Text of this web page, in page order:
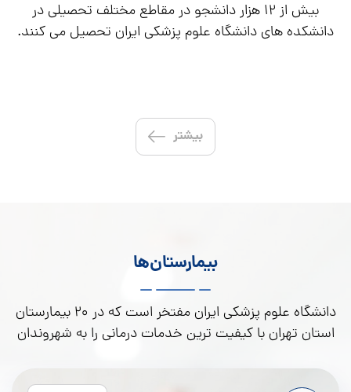
بیش از 12 هزار دانشجو در مقاطع مختلف تحصیلی در
دانشکده های دانشگاه علوم پزشکی ایران تحصیل می کنند.
بیشتر
بیمارستان‌ها
دانشگاه علوم پزشکی ایران مفتخر است که در 20 بیمارستان
استان تهران با کیفیت ترین خدمات درمانی را به شهروندان